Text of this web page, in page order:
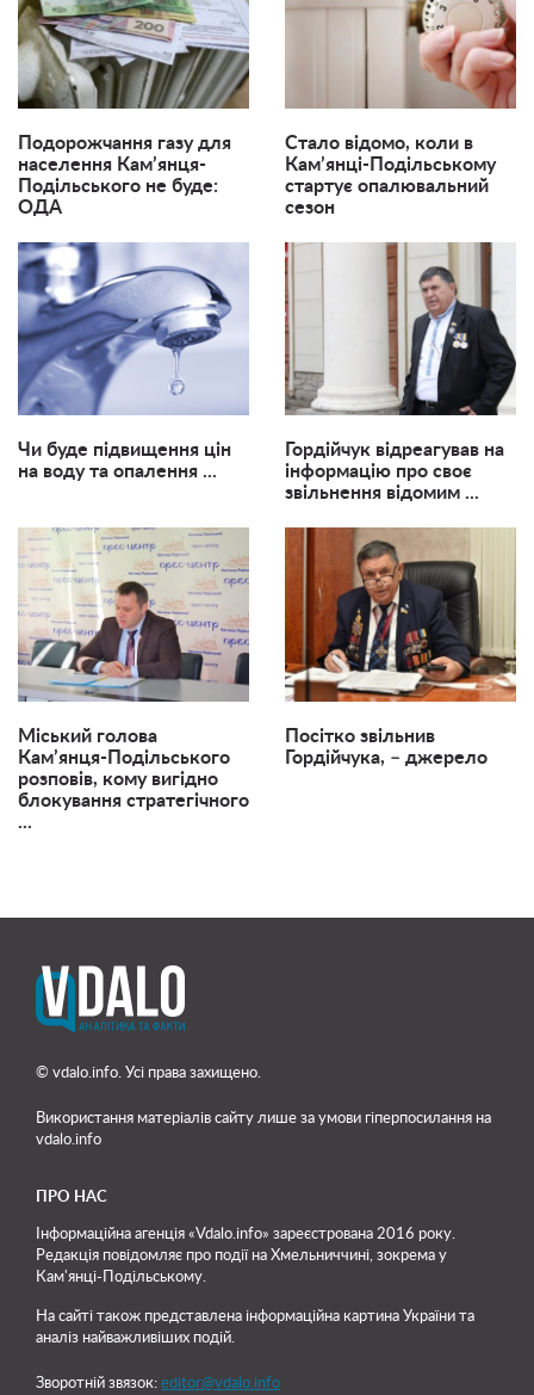
Подорожчання газу для
населення Кам’янця-
Подільського не буде:
ОДА
Стало відомо, коли в
Кам’янці-Подільському
стартує опалювальний
сезон
Чи буде підвищення цін
на воду та опалення ...
Гордійчук відреагував на
інформацію про своє
звільнення відомим ...
Міський голова
Кам’янця-Подільського
розповів, кому вигідно
блокування стратегічного
...
Посітко звільнив
Гордійчука, – джерело
© vdalo.info. Усі права захищено.
Використання матеріалів сайту лише за умови гіперпосилання на
vdalo.info
ПРО НАС
Інформаційна агенція «Vdalo.info» зареєстрована 2016 року.
Редакція повідомляє про події на Хмельниччині, зокрема у
Кам'янці-Подільському.
На сайті також представлена інформаційна картина України та
аналіз найважливіших подій.
Зворотній звязок: editor@vdalo.info